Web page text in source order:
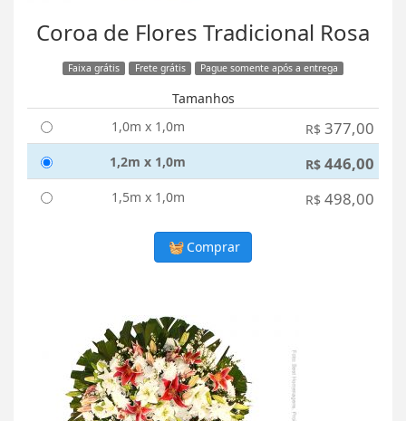
Coroa de Flores Tradicional Rosa
Faixa grátis Frete grátis Pague somente após a entrega
Tamanhos
1,0m x 1,0m
R$ 377,00
1,2m x 1,0m R$ 446,00
1,5m x 1,0m R$ 498,00
Comprar